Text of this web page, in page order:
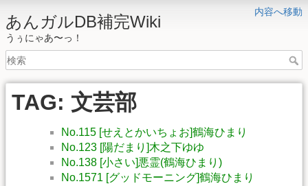
内容へ移動
あんガルDB補完Wiki
うぅにゃあ〜っ！
TAG: 文芸部
No.115 [せえとかいちょお]鶴海ひまり
No.123 [陽だまり]木之下ゆゆ
No.138 [小さい]悪霊(鶴海ひまり)
No.1571 [グッドモーニング]鶴海ひまり